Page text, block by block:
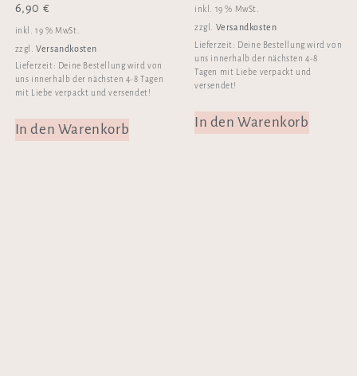
6,90 €
inkl. 19 % MwSt.
zzgl.Versandkosten
Lieferzeit: Deine Bestellung wird von
uns innerhalb der nächsten 4-8 Tagen
mit Liebe verpackt und versendet!
In den Warenkorb
inkl. 19 % MwSt.
zzgl. Versandkosten
Lieferzeit: Deine Bestellung wird von
uns innerhalb der nächsten 4-8
Tagen mit Liebe verpackt und
versendet!
In den Warenkorb